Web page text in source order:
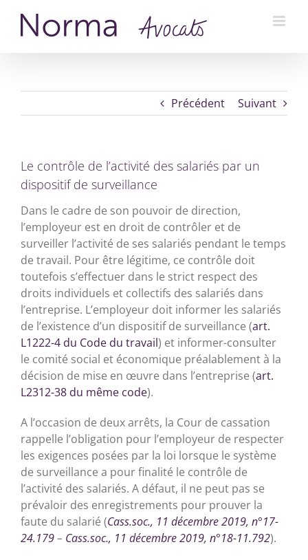
contenu
Précédent Suivant
Le contrôle de l’activité des salariés par un
dispositif de surveillance
Dans le cadre de son pouvoir de direction,
l’employeur est en droit de contrôler et de
surveiller l’activité de ses salariés pendant le temps
de travail. Pour être légitime, ce contrôle doit
toutefois s’effectuer dans le strict respect des
droits individuels et collectifs des salariés dans
l’entreprise. L’employeur doit informer les salariés
de l’existence d’un dispositif de surveillance (art.
L1222-4 du Code du travail) et informer-consulter
le comité social et économique préalablement à la
décision de mise en œuvre dans l’entreprise (art.
L2312-38 du même code).
A l’occasion de deux arrêts, la Cour de cassation
rappelle l’obligation pour l’employeur de respecter
les exigences posées par la loi lorsque le système
de surveillance a pour finalité le contrôle de
l’activité des salariés. A défaut, il ne peut pas se
prévaloir des enregistrements pour prouver la
faute du salarié (Cass.soc., 11 décembre 2019, n°17-
24.179– Cass.soc., 11 décembre 2019, n°18-11.792).